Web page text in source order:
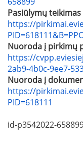
Pasiūlymų
https://
Nuoroda į pirkimų
https://
2ab9-4b0c-9ee7-
Nuoroda į
https://
PID=618111
id-p3542022-